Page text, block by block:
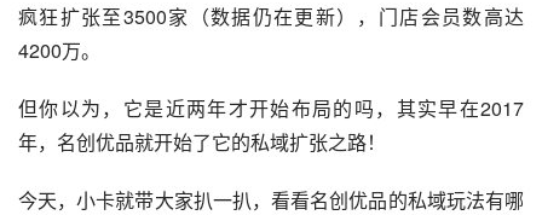
疯狂扩张至3500家
（数据仍在更新） ，门店会员数高达
4200万。
但你以为，它是近两年才开始布局的吗，其实早在2017
年，名创优品就开始了它的私域扩张之路！
今天，小卡就带大家扒一扒，看看名创优品的私域玩法有哪